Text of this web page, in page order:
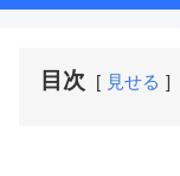
目次 見せる